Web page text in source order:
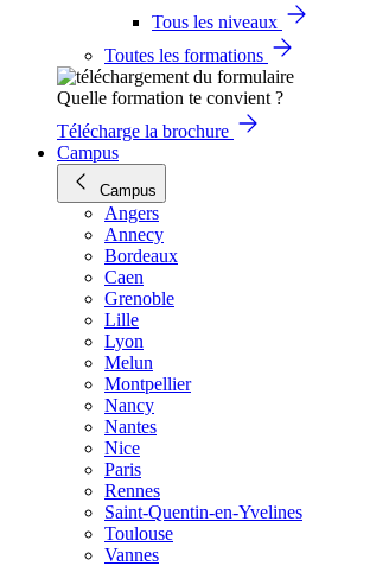
Tous les niveaux
Toutes les formations
Quelle formation te convient ?
Télécharge la brochure
Campus
Campus
Angers
Annecy
Bordeaux
Caen
Grenoble
Lille
Lyon
Melun
Montpellier
Nancy
Nantes
Nice
Paris
Rennes
Saint-Quentin-en-Yvelines
Toulouse
Vannes